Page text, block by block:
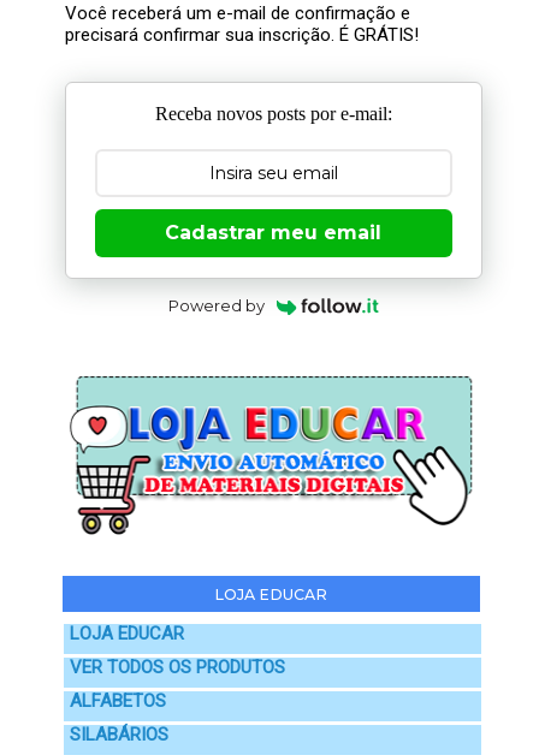
Você receberá um e-mail de confirmação e
precisará confirmar sua inscrição. É GRÁTIS!
Receba novos posts por e-mail:
Cadastrar meu email
Powered by
LOJA EDUCAR
LOJA EDUCAR
VER TODOS OS PRODUTOS
ALFABETOS
SILABÁRIOS